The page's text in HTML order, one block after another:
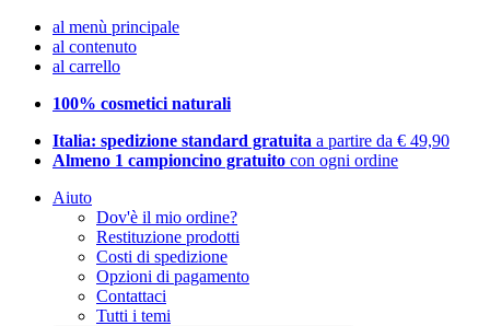
al menù principale
al contenuto
al carrello
100% cosmetici naturali
Italia: spedizione standard gratuita a partire da € 49,90
Almeno 1 campioncino gratuito con ogni ordine
Aiuto
Dov'è il mio ordine?
Restituzione prodotti
Costi di spedizione
Opzioni di pagamento
Contattaci
Tutti i temi